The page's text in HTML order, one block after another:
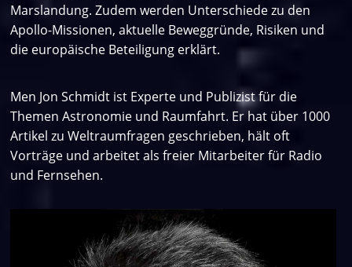
Marslandung. Zudem werden Unterschiede zu den
Apollo-Missionen, aktuelle Beweggründe, Risiken und
die europäische Beteiligung erklärt.
Men Jon Schmidt ist Experte und Publizist für die
Themen Astronomie und Raumfahrt. Er hat über 1000
Artikel zu Weltraumfragen geschrieben, hält oft
Vorträge und arbeitet als freier Mitarbeiter für Radio
und Fernsehen.